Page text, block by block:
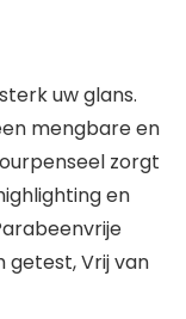
uw glans.
mengbare en
zorgt
en
getest, Vrij van